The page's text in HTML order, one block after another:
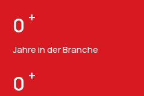
0 +
Jahre in der Branche
0 +